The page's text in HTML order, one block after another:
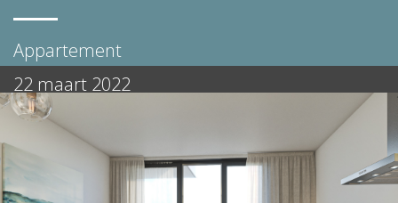
Appartement
22 maart 2022